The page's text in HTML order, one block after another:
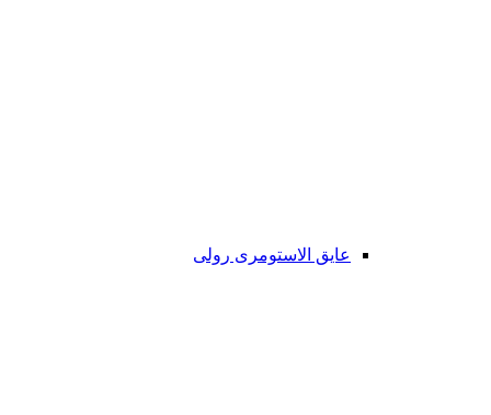
عایق الاستومری رولی